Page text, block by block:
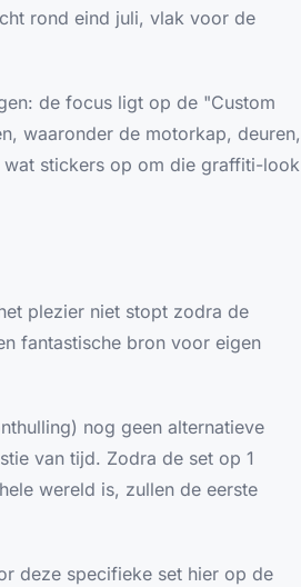
rond eind juli, vlak voor de
de focus ligt op de "Custom
waaronder de motorkap, deuren,
stickers op om die graffiti-look
plezier niet stopt zodra de
fantastische bron voor eigen
nog geen alternatieve
van tijd. Zodra de set op 1
wereld is, zullen de eerste
deze specifieke set hier op de